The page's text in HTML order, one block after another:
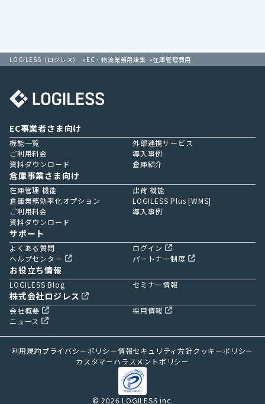
LOGILESS（ロジレス） EC・物流業務用語集 在庫管理費用
EC事業者さま向け
機能一覧
外部連携サービス
ご利用料金
導入事例
資料ダウンロード
倉庫紹介
倉庫事業さま向け
在庫管理 機能
出荷 機能
倉庫業務効率化オプション
LOGILESS Plus [WMS]
ご利用料金
導入事例
資料ダウンロード
サポート
よくある質問
ログイン
ヘルプセンター
パートナー制度
お役立ち情報
LOGILESS Blog セミナー情報
株式会社ロジレス
会社概要
採用情報
ニュース
利用規約プライバシーポリシー情報セキュリティ方針クッキーポリシー
カスタマーハラスメントポリシー
© 2026 LOGILESS inc.